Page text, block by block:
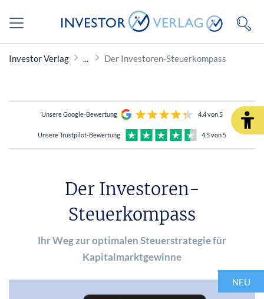
Investor Verlag Der Investoren-Steuerkompass
Unsere Google-Bewertung 4.4 von 5
Unsere Trustpilot-Bewertung 4.5 von 5
Der Investoren-
Steuerkompass
Ihr Weg zur optimalen Steuerstrategie für
Kapitalmarktgewinne
NEU